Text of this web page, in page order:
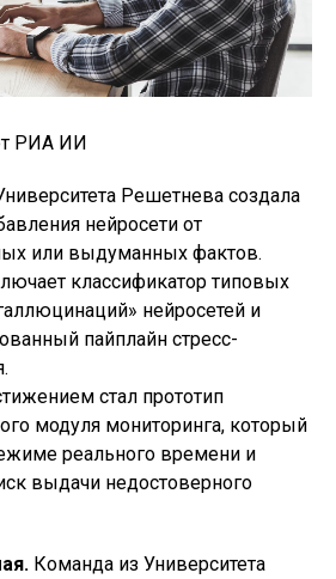
РИА ИИ
Решетнева создала
нейросети от
или выдуманных фактов.
классификатор типовых
нейросетей и
пайплайн стресс-
стал прототип
модуля мониторинга, который
реального времени и
выдачи недостоверного
Команда из Университета